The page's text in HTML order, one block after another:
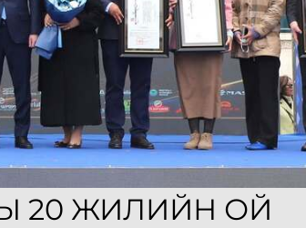
20 ЖИЛИЙН ОЙ